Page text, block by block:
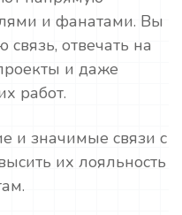
и фанатами. Вы
отвечать на
и даже
работ.
и значимые связи с
их лояльность